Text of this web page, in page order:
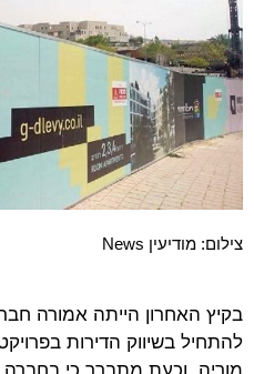
צילום: מודיעין News
בקיץ האחרון הייתה אמורה חברת
להתחיל בשיווק הדירות